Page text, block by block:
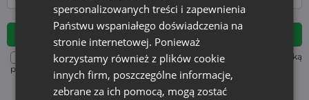
Aby poznać sposób przetwarzania danych, zapoznaj się z Polityką
prywatności. Możesz wypisać się w każdej chwili. (wymagane)
spersonalizowanych treści i zapewnienia
Państwu wspaniałego doświadczenia na
stronie internetowej. Ponieważ
korzystamy również z plików cookie
innych firm, poszczególne informacje,
zebrane za ich pomocą, mogą zostać